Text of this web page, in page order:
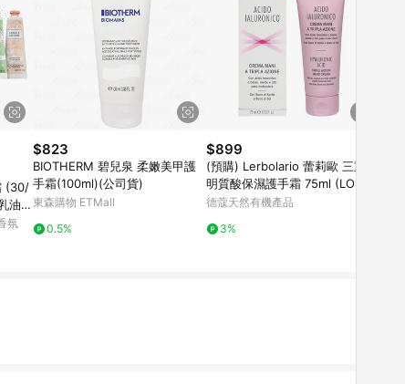
(30/
油
油
氛
$823
BIOTHERM 碧兒泉 柔嫩美甲護
手霜(100ml)(公司貨)
東森購物 ETMall
0.5%
$899
(預購) Lerbolario 蕾莉歐 三重透
明質酸保濕護手霜 75ml (LO165)
德蔻天然有機產品
3%